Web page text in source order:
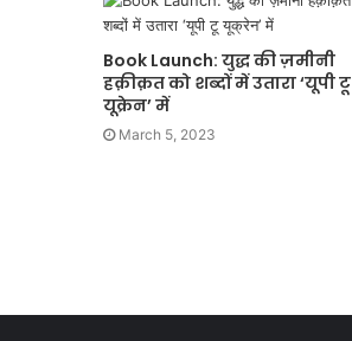
Book Launch: युद्ध की ज़मीनी
हक़ीक़त को शब्दों में उतारा ‘यूपी टू
यूक्रेन’ में
March 5, 2023